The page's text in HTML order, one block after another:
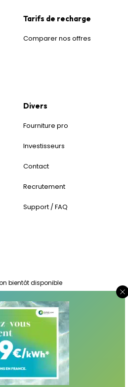
Tarifs de recharge
Comparer nos offres
Divers
Fourniture pro
Investisseurs
Contact
Recrutement
Support / FAQ
bientôt disponible
nous :